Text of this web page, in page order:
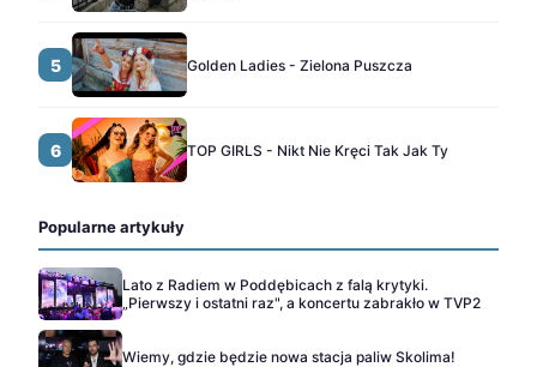
5 Golden Ladies - Zielona Puszcza
6 TOP GIRLS - Nikt Nie Kręci Tak Jak Ty
Popularne artykuły
Lato z Radiem w Poddębicach z falą krytyki.
„Pierwszy i ostatni raz", a koncertu zabrakło w TVP2
Wiemy, gdzie będzie nowa stacja paliw Skolima!